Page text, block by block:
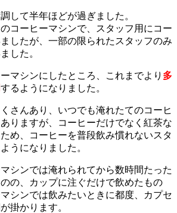
して半年ほどが過ぎました。
コーヒーマシンで、スタッフ用にコー
したが、一部の限られたスタッフのみ
した。
マシンにしたところ、これまでより 多
するようになりました。
さんあり、いつでも淹れたてのコーヒ
りますが、コーヒーだけでなく紅茶な
め、コーヒーを普段飲み慣れないスタ
うになりました。
シンでは淹れられてから数時間たった
の、カップに注ぐだけで飲めたもの
シンでは飲みたいときに都度、カプセ
掛かります。